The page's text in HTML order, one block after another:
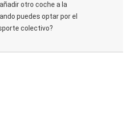
otro coche a la
puedes optar por el
colectivo?